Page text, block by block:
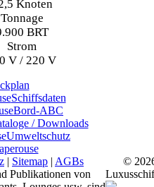
Knoten
Tonnage
BRT
Strom
V / 220 V
Schiffsdaten
Bord-ABC
/ Downloads
Umweltschutz
| Sitemap | AGBs
Publikationen von
©